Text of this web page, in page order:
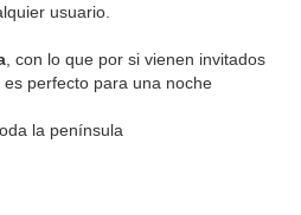
usuario.
, con lo que por si vienen invitados
perfecto para una noche
la península